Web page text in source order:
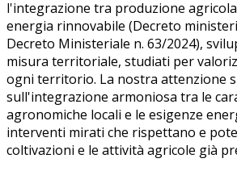
l'integrazione tra produzione
energia rinnovabile (Decreto
Decreto Ministeriale n. 63/2024),
misura territoriale, studiati per
ogni territorio. La nostra attenzione
sull'integrazione armoniosa tra le
agronomiche locali e le esigenze
interventi mirati che rispettano e
coltivazioni e le attività agricole già